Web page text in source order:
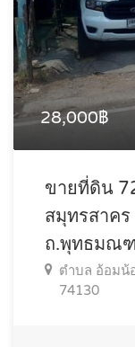
28,000฿
ขายที่ดิน
สมุทรสาค
ถ.พุทธมณ
ตำบล อ้อมน้
74130